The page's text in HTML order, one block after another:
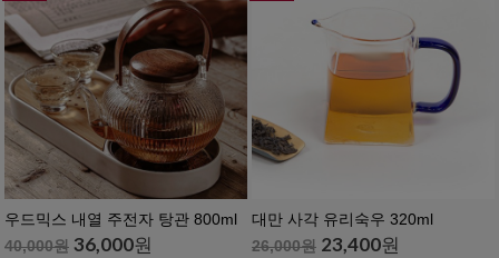
우드믹스 내열 주전자 탕관 800ml
40,000원 36,000원
대만 사각 유리숙우 320ml
26,000원 23,400원